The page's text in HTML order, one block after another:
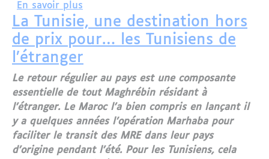
En savoir plus
La Tunisie, une destination hors
de prix pour… les Tunisiens de
l’étranger
Le retour régulier au pays est une composante
essentielle de tout Maghrébin résidant à
l'étranger. Le Maroc l'a bien compris en lançant il
y a quelques années l’opération Marhaba pour
faciliter le transit des MRE dans leur pays
d'origine pendant l'été. Pour les Tunisiens, cela